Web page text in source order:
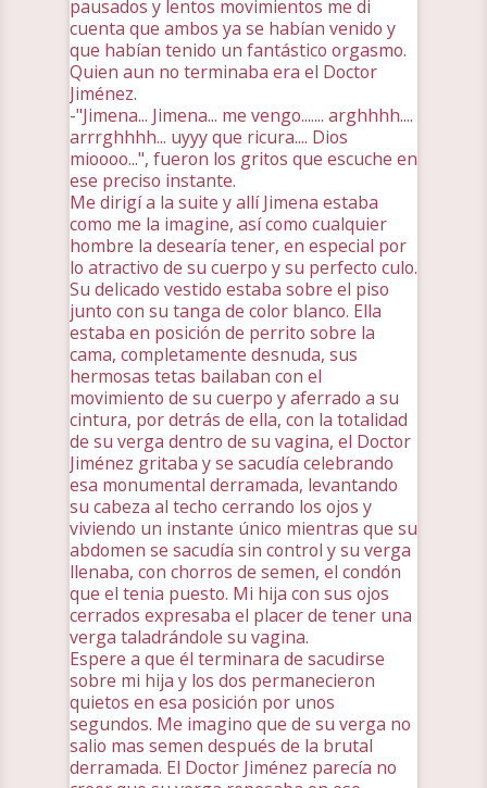
pausados y lentos movimientos me di
cuenta que ambos ya se habían venido y
que habían tenido un fantástico orgasmo.
Quien aun no terminaba era el Doctor
Jiménez.
-"Jimena... Jimena... me vengo....... arghhhh....
arrrghhhh... uyyy que ricura.... Dios
mioooo...", fueron los gritos que escuche en
ese preciso instante.
Me dirigí a la suite y allí Jimena estaba
como me la imagine, así como cualquier
hombre la desearía tener, en especial por
lo atractivo de su cuerpo y su perfecto culo.
Su delicado vestido estaba sobre el piso
junto con su tanga de color blanco. Ella
estaba en posición de perrito sobre la
cama, completamente desnuda, sus
hermosas tetas bailaban con el
movimiento de su cuerpo y aferrado a su
cintura, por detrás de ella, con la totalidad
de su verga dentro de su vagina, el Doctor
Jiménez gritaba y se sacudía celebrando
esa monumental derramada, levantando
su cabeza al techo cerrando los ojos y
viviendo un instante único mientras que su
abdomen se sacudía sin control y su verga
llenaba, con chorros de semen, el condón
que el tenia puesto. Mi hija con sus ojos
cerrados expresaba el placer de tener una
verga taladrándole su vagina.
Espere a que él terminara de sacudirse
sobre mi hija y los dos permanecieron
quietos en esa posición por unos
segundos. Me imagino que de su verga no
salio mas semen después de la brutal
derramada. El Doctor Jiménez parecía no